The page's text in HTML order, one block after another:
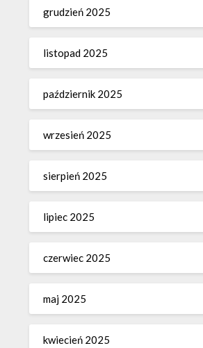
grudzień 2025
listopad 2025
październik 2025
wrzesień 2025
sierpień 2025
lipiec 2025
czerwiec 2025
maj 2025
kwiecień 2025